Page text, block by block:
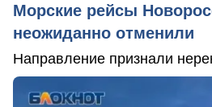
Морские рейсы
неожиданно отменили
Направление признали